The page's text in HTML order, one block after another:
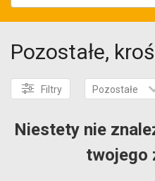
Pozostałe,
Filtry Pozostałe
Niestety nie
twojego